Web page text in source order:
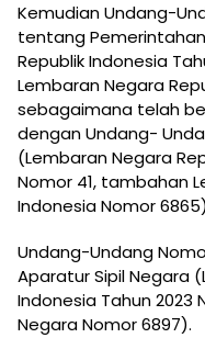
Kemudian Undang-
tentang
Republik Indonesia
Lembaran Negara
sebagaimana telah
dengan Undang-
(Lembaran Negara
Nomor 41, tambahan
Indonesia Nomor
Undang-Undang
Aparatur Sipil Negara
Indonesia Tahun 2023
Negara Nomor 6897).